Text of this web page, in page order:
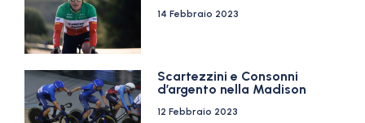
14 Febbraio 2023
Scartezzini e Consonni
d’argento nella Madison
12 Febbraio 2023